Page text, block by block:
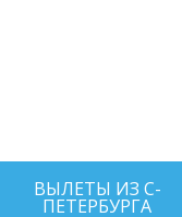
ВЫЛЕТЫ ИЗ С-
ПЕТЕРБУРГА